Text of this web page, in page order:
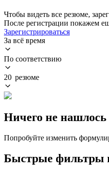
Чтобы видеть все резюме,
После регистрации покажем
Зарегистрироваться
За всё время
По соответствию
20 резюме
Ничего не нашлось
Попробуйте изменить
Быстрые фильтры